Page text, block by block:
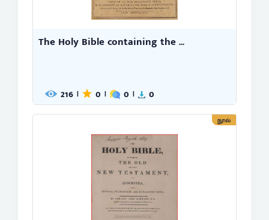
The Holy Bible containing the ...
216 | 0 | 0 | 0
நூல்